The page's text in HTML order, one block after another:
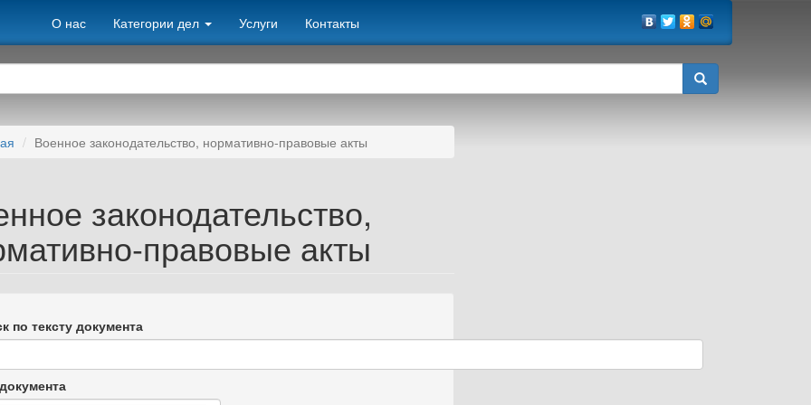
О нас Категории дел Услуги Контакты
Военное законодательство, нормативно-правовые акты
законодательство,
правовые акты
по тексту документа